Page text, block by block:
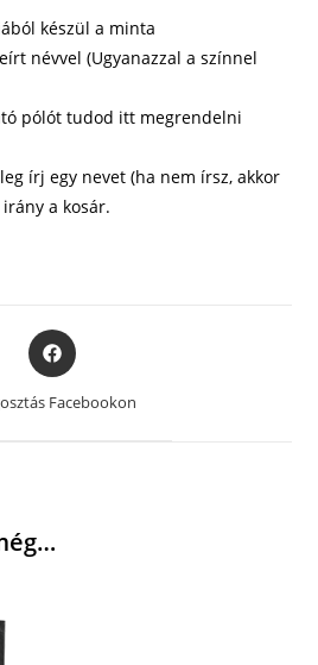
készül a minta
névvel (Ugyanazzal a színnel
pólót tudod itt megrendelni
írj egy nevet (ha nem írsz, akkor
a kosár.
Opens
in
new
Facebookon